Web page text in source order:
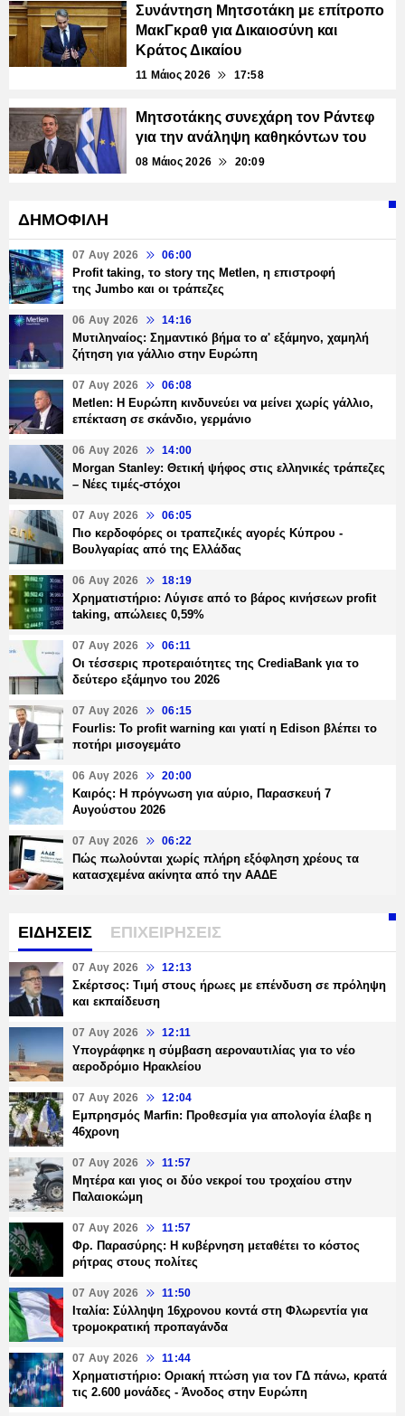
Συνάντηση Μητσοτάκη με επίτροπο
ΜακΓκραθ για Δικαιοσύνη και
Κράτος Δικαίου
11 Μάιος 2026 17:58
Μητσοτάκης συνεχάρη τον Ράντεφ
για την ανάληψη καθηκόντων του
08 Μάιος 2026 20:09
ΔΗΜΟΦΙΛΗ
07 Αυγ 2026 06:00
Profit taking, το story της Metlen, η επιστροφή
της Jumbo και οι τράπεζες
06 Αυγ 2026 14:16
Μυτιληναίος: Σημαντικό βήμα το α' εξάμηνο, χαμηλή
ζήτηση για γάλλιο στην Ευρώπη
07 Αυγ 2026 06:08
Metlen: Η Ευρώπη κινδυνεύει να μείνει χωρίς γάλλιο,
επέκταση σε σκάνδιο, γερμάνιο
06 Αυγ 2026 14:00
Morgan Stanley: Θετική ψήφος στις ελληνικές τράπεζες
– Νέες τιμές-στόχοι
07 Αυγ 2026 06:05
Πιο κερδοφόρες οι τραπεζικές αγορές Κύπρου -
Βουλγαρίας από της Ελλάδας
06 Αυγ 2026 18:19
Χρηματιστήριο: Λύγισε από το βάρος κινήσεων profit
taking, απώλειες 0,59%
07 Αυγ 2026 06:11
Οι τέσσερις προτεραιότητες της CrediaBank για το
δεύτερο εξάμηνο του 2026
07 Αυγ 2026 06:15
Fourlis: Το profit warning και γιατί η Edison βλέπει το
ποτήρι μισογεμάτο
06 Αυγ 2026 20:00
Καιρός: Η πρόγνωση για αύριο, Παρασκευή 7
Αυγούστου 2026
07 Αυγ 2026 06:22
Πώς πωλούνται χωρίς πλήρη εξόφληση χρέους τα
κατασχεμένα ακίνητα από την ΑΑΔΕ
ΕΙΔΗΣΕΙΣ ΕΠΙΧΕΙΡΗΣΕΙΣ
07 Αυγ 2026 12:13
Σκέρτσος: Τιμή στους ήρωες με επένδυση σε πρόληψη
και εκπαίδευση
07 Αυγ 2026 12:11
Υπογράφηκε η σύμβαση αεροναυτιλίας για το νέο
αεροδρόμιο Ηρακλείου
07 Αυγ 2026 12:04
Εμπρησμός Marfin: Προθεσμία για απολογία έλαβε η
46χρονη
07 Αυγ 2026 11:57
Μητέρα και γιος οι δύο νεκροί του τροχαίου στην
Παλαιοκώμη
07 Αυγ 2026 11:57
Φρ. Παρασύρης: Η κυβέρνηση μεταθέτει το κόστος
ρήτρας στους πολίτες
07 Αυγ 2026 11:50
Ιταλία: Σύλληψη 16χρονου κοντά στη Φλωρεντία για
τρομοκρατική προπαγάνδα
07 Αυγ 2026 11:44
Χρηματιστήριο: Οριακή πτώση για τον ΓΔ πάνω, κρατά
τις 2.600 μονάδες - Άνοδος στην Ευρώπη